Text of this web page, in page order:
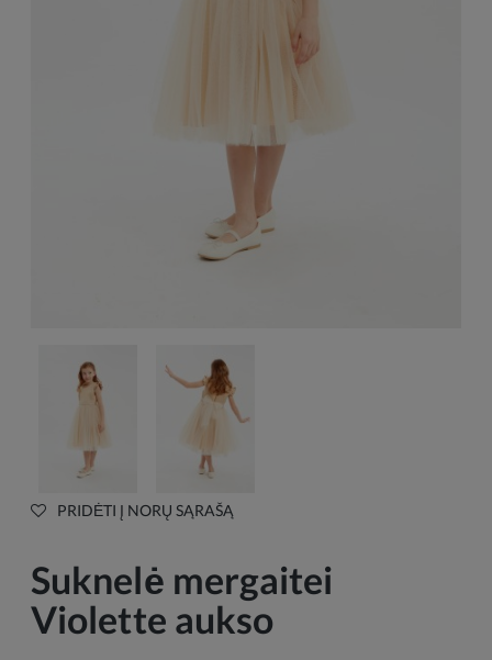
PRIDĖTI Į NORŲ SĄRAŠĄ
Suknelė mergaitei
Violette aukso